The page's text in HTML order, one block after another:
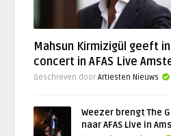
Mahsun Kirmizigül geeft
concert in AFAS Live
Geschreven doorArtiesten Nieuws
Weezer brengt The
naar AFAS Live in